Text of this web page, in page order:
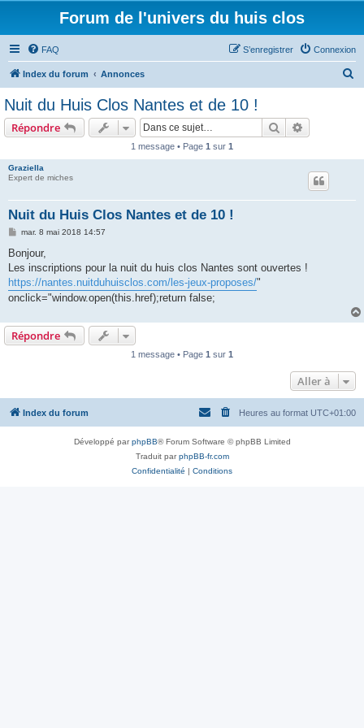
Forum de l'univers du huis clos
FAQ Connexion
S’enregistrer
Index du forum Annonces
Nuit du Huis Clos Nantes et de 10 !
Répondre Rechercher
1 message • Page 1 sur 1
Graziella
Expert de miches
Nuit du Huis Clos Nantes et de 10 !
M
s
a
g
e
mar. 8 mai 2018 14:57
Bonjour,
Les inscriptions pour la nuit du huis clos Nantes sont ouvertes !
https://nantes.nuitduhuisclos.com/les-jeux-proposes/"
onclick="window.open(this.href);return false;
Répondre
1 message • Page 1 sur 1
Aller à
Index du forum Heures au format UTC+01:00
Développé parphpBB® Forum Software © phpBB Limited
Traduit parphpBB-fr.com
Confidentialité | Conditions